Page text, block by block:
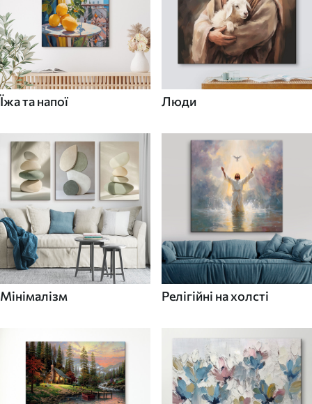
Їжа та напої Люди
Мінімалізм Релігійні на холсті